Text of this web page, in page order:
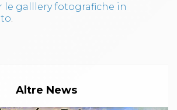
le galllery fotografiche in
.
Altre News